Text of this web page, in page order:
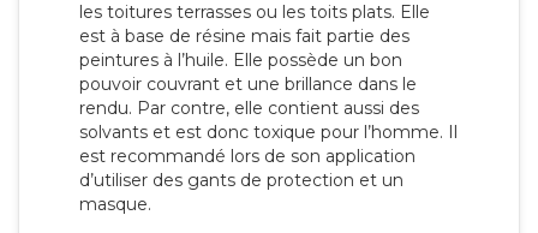
les toitures terrasses ou les toits plats. Elle
est à base de résine mais fait partie des
peintures à l’huile. Elle possède un bon
pouvoir couvrant et une brillance dans le
rendu. Par contre, elle contient aussi des
solvants et est donc toxique pour l’homme. Il
est recommandé lors de son application
d’utiliser des gants de protection et un
masque.